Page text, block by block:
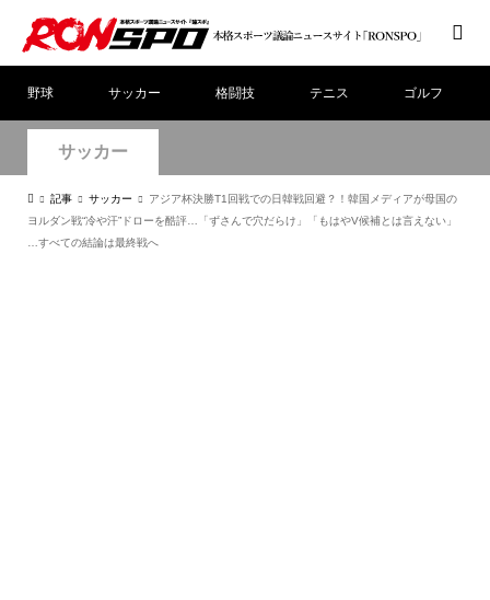
野球 サッカー 格闘技 テニス ゴルフ
サッカー
記事 サッカー
アジア杯決勝T1回戦での日韓戦回避？！韓国メディアが母国の
ヨルダン戦“冷や汗”ドローを酷評…「ずさんで穴だらけ」「もはやV候補とは言えない」
…すべての結論は最終戦へ